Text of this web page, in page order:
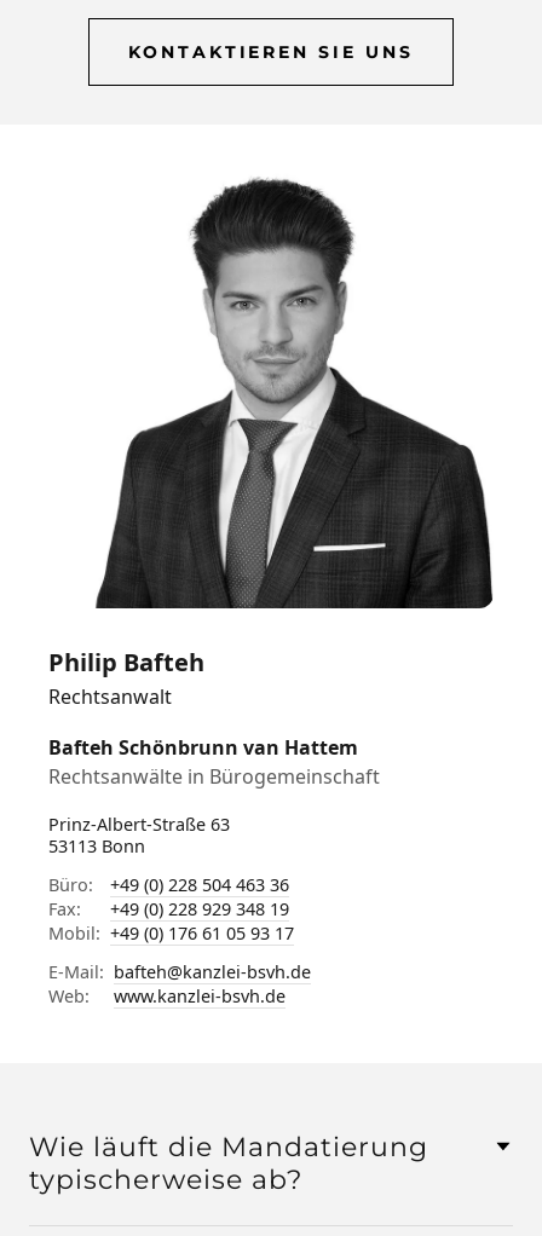
KONTAKTIEREN SIE UNS
Wie läuft die Mandatierung
typischerweise ab?